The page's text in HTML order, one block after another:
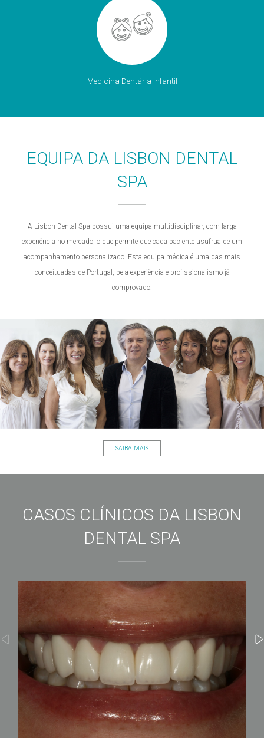
Medicina Dentária Infantil
EQUIPA DA LISBON DENTAL
SPA
A Lisbon Dental Spa possui uma equipa multidisciplinar, com larga
experiência no mercado, o que permite que cada paciente usufrua de um
acompanhamento personalizado. Esta equipa médica é uma das mais
conceituadas de Portugal, pela experiência e profissionalismo já
comprovado.
SAIBA MAIS
CASOS CLÍNICOS DA LISBON
DENTAL SPA